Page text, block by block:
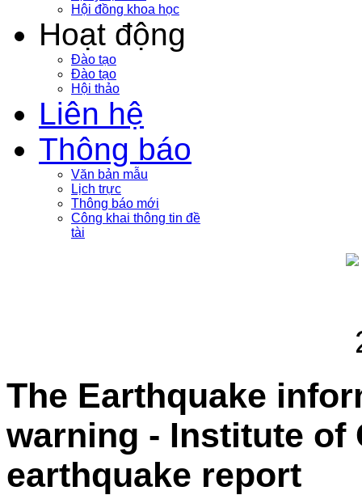
Hội đồng khoa học
Hoạt động
Đào tạo
Đào tạo
Hội thảo
Liên hệ
Thông báo
Văn bản mẫu
Lịch trực
Thông báo mới
Công khai thông tin đề
tài
The Earthquake
warning - Institute of
earthquake report